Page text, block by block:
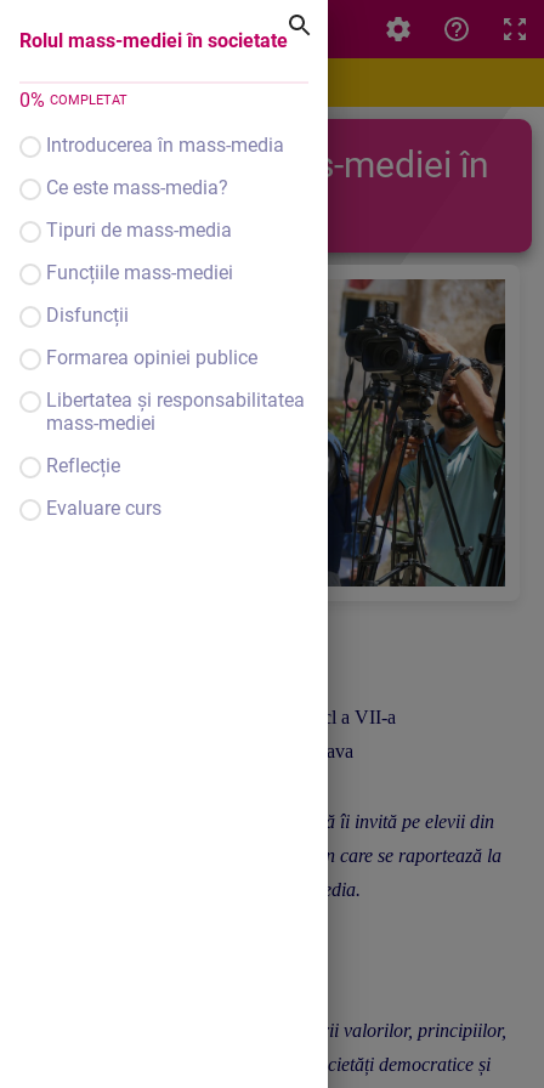
Rolul mass-mediei în societate
0% COMPLETAT
Introducerea în mass-media
Ce este mass-media?
Tipuri de mass-media
Funcțiile mass-mediei
Disfuncții
Formarea opiniei publice
Libertatea și responsabilitatea
mass-mediei
Reflecție
Evaluare curs
Rolul mass-mediei în societate
Rolul mass-mediei în
societate
Educație pentru cetățenie democratică, cl a VII-a
Școala Gimnazială ”Ion Creangă” Suceava
Această Resursă Educațională Deschisă îi invită pe elevii din
ciclul gimnazial să reflecteze la modul în care se raportează la
mass-media: TV, radio, sisteme multimedia.
1.3 Argumentarea în favoarea respectării valorilor, principiilor,
normelor și practicilor specifice unei societăți democratice și